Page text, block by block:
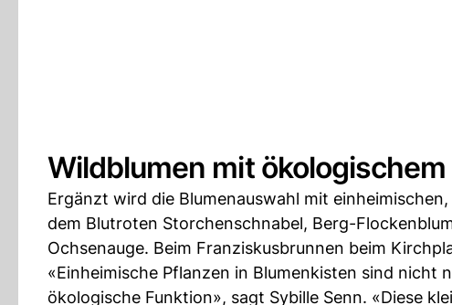
Wildblumen mit
Ergänzt wird die Blumenauswahl mit
dem Blutroten Storchenschnabel, Berg-
Ochsenauge. Beim Franziskusbrunnen beim
«Einheimische Pflanzen in Blumenkisten sind
ökologische Funktion», sagt Sybille Senn. «Diese